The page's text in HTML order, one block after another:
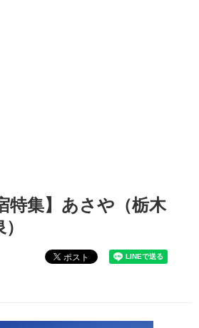
わりの宿特集】あさや（栃木県・鬼怒川温泉）
特集】あさや（栃木
ポスト